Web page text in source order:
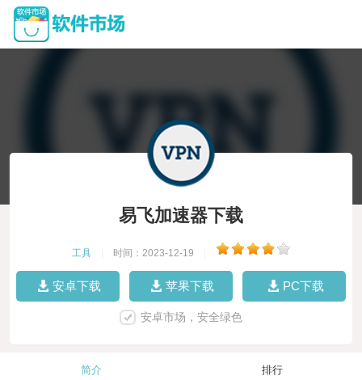
易飞加速器下载
工具 时间：2023-12-19
安卓下载 苹果下载 PC下载
安卓市场，安全绿色
简介 排行